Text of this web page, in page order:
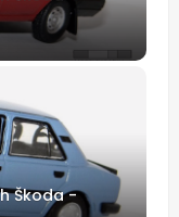
Škoda -